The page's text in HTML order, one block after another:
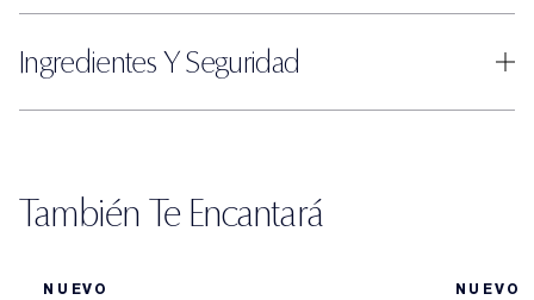
Ingredientes Y Seguridad
También Te Encantará
NUEVO NUEVO